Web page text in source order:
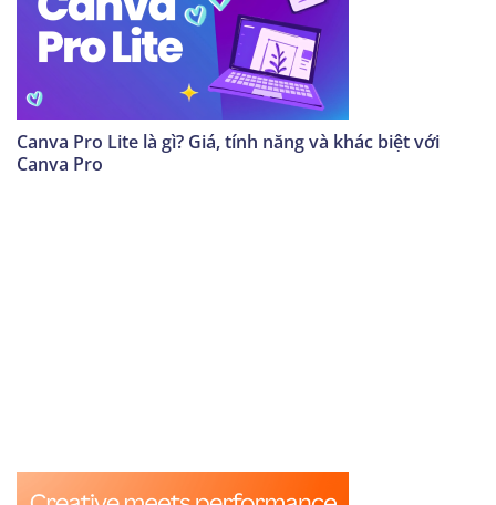
Canva Pro Lite là gì? Giá, tính năng và khác biệt với
Canva Pro